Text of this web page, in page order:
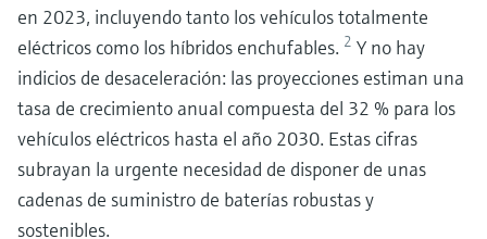
en 2023, incluyendo tanto los vehículos totalmente
eléctricos como los híbridos enchufables. 2 Y no hay
indicios de desaceleración: las proyecciones estiman una
tasa de crecimiento anual compuesta del 32 % para los
vehículos eléctricos hasta el año 2030. Estas cifras
subrayan la urgente necesidad de disponer de unas
cadenas de suministro de baterías robustas y
sostenibles.